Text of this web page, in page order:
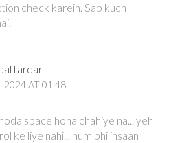
check karein. Sab kuch
2024 AT 01:48
space hona chahiye na... yeh
ke liye nahi... hum bhi insaan